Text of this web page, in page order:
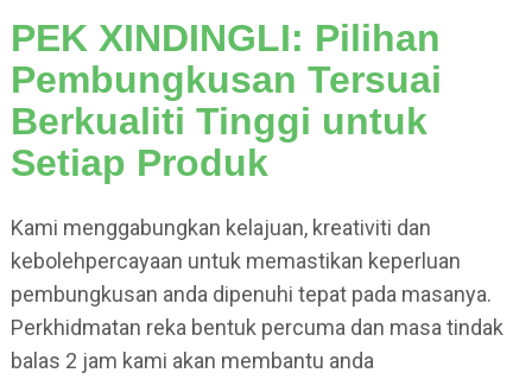
PEK XINDINGLI: Pilihan
Pembungkusan Tersuai
Berkualiti Tinggi untuk
Setiap Produk
Kami menggabungkan kelajuan, kreativiti dan
kebolehpercayaan untuk memastikan keperluan
pembungkusan anda dipenuhi tepat pada masanya.
Perkhidmatan reka bentuk percuma dan masa tindak
balas 2 jam kami akan membantu anda